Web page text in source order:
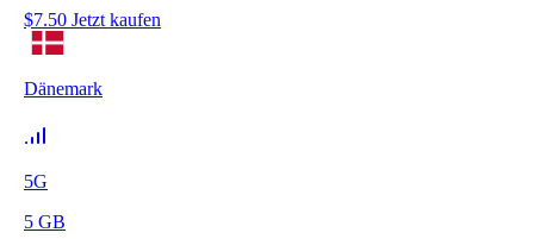
$7.50 Jetzt kaufen
Dänemark
5G
5 GB